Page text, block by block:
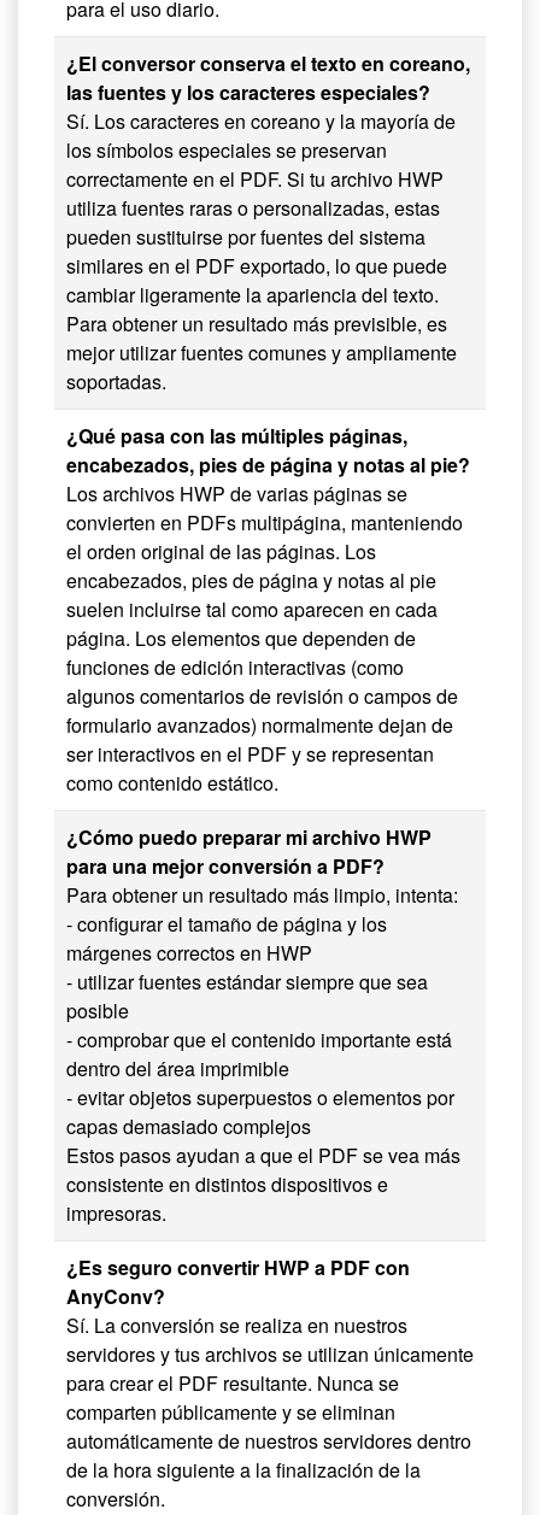
para el uso diario.
¿El conversor conserva el texto en coreano,
las fuentes y los caracteres especiales?
Sí. Los caracteres en coreano y la mayoría de
los símbolos especiales se preservan
correctamente en el PDF. Si tu archivo HWP
utiliza fuentes raras o personalizadas, estas
pueden sustituirse por fuentes del sistema
similares en el PDF exportado, lo que puede
cambiar ligeramente la apariencia del texto.
Para obtener un resultado más previsible, es
mejor utilizar fuentes comunes y ampliamente
soportadas.
¿Qué pasa con las múltiples páginas,
encabezados, pies de página y notas al pie?
Los archivos HWP de varias páginas se
convierten en PDFs multipágina, manteniendo
el orden original de las páginas. Los
encabezados, pies de página y notas al pie
suelen incluirse tal como aparecen en cada
página. Los elementos que dependen de
funciones de edición interactivas (como
algunos comentarios de revisión o campos de
formulario avanzados) normalmente dejan de
ser interactivos en el PDF y se representan
como contenido estático.
¿Cómo puedo preparar mi archivo HWP
para una mejor conversión a PDF?
Para obtener un resultado más limpio, intenta:
- configurar el tamaño de página y los
márgenes correctos en HWP
- utilizar fuentes estándar siempre que sea
posible
- comprobar que el contenido importante está
dentro del área imprimible
- evitar objetos superpuestos o elementos por
capas demasiado complejos
Estos pasos ayudan a que el PDF se vea más
consistente en distintos dispositivos e
impresoras.
¿Es seguro convertir HWP a PDF con
AnyConv?
Sí. La conversión se realiza en nuestros
servidores y tus archivos se utilizan únicamente
para crear el PDF resultante. Nunca se
comparten públicamente y se eliminan
automáticamente de nuestros servidores dentro
de la hora siguiente a la finalización de la
conversión.